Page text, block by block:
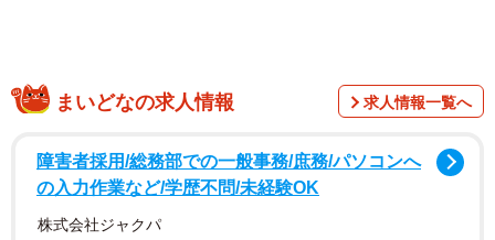
この調査は、1965年生まれの男女2000人を対象として、
2025年3月に実施されました。
まいどなの求人情報 求人情報一覧へ
障害者採用/総務部での一般事務/庶務/パソコンへ
の入力作業など/学歴不問/未経験OK
株式会社ジャクパ